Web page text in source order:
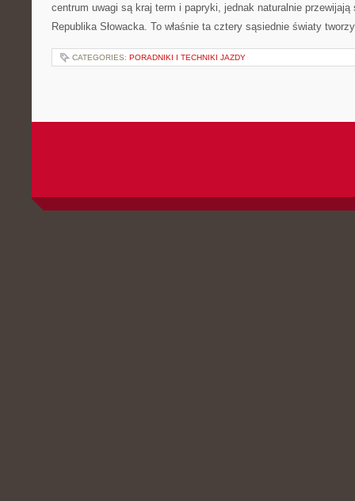
centrum uwagi są kraj term i papryki, jednak naturalnie
Republika Słowacka. To właśnie ta cztery sąsiednie światy
CATEGORIES: PORADNIKI I TECHNIKI JAZDY